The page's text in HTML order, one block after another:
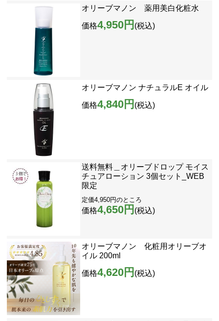
オリーブマノン 薬用美白化粧水
価格4,950円 (税込)
オリーブマノン ナチュラルE オイル
価格4,840円 (税込)
送料無料＿オリーブドロップ モイス
チュアローション 3個セット_WEB
限定
定価4,950円のところ
価格4,650円 (税込)
オリーブマノン 化粧用オリーブオ
イル 200ml
価格4,620円 (税込)